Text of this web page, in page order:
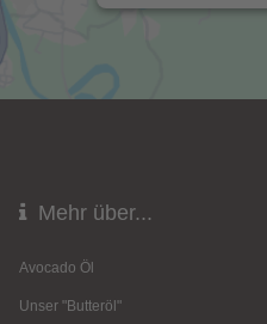
Mehr über...
Avocado Öl
Unser "Butteröl"